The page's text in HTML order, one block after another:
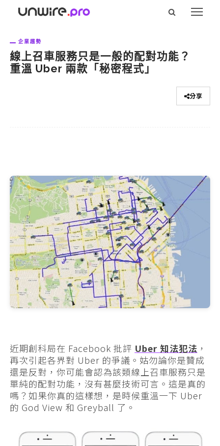
企業趨勢
線上召車服務只是一般的配對功能？
重溫 Uber 兩款「秘密程式」
分享
近期創科局在 Facebook 批評 Uber 知法犯法 ，
再次引起各界對 Uber 的爭議。姑勿論你是贊成
還是反對，你可能會認為該類線上召車服務只是
單純的配對功能，沒有甚麼技術可言。這是真的
嗎？如果你真的這樣想，是時候重溫一下 Uber
的 God View 和 Greyball 了。